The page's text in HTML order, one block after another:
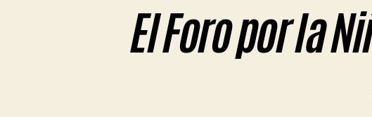
El Foro por la